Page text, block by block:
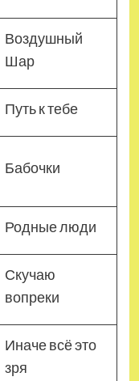
Воздушный
Шар
Путь к тебе
Бабочки
Родные люди
Скучаю
вопреки
Иначе всё это
зря